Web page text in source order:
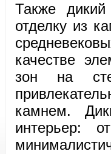
Также
отделку из
качестве
зон на
камнем.
интерьер: